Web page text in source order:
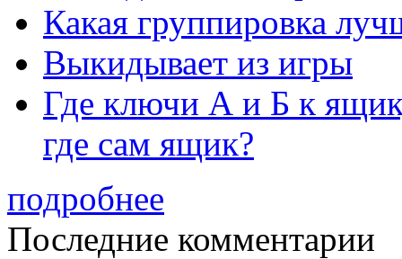
Какая группировка
Выкидывает из игры
Где ключи А и Б к
где сам ящик?
подробнее
Последние комментарии